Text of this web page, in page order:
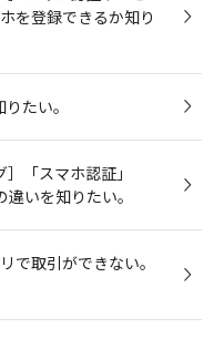
を登録できるか知り
たい。
「スマホ認証」
違いを知りたい。
で取引ができない。